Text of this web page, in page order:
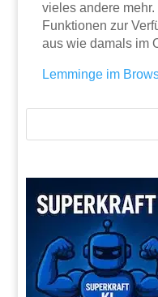
vieles andere
Funktionen zur
aus wie damals im
Lemminge im